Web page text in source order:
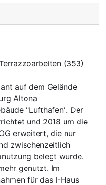
(353)
auf dem Gelände
Altona
"Lufthafen". Der
und 2018 um die
erweitert, die nur
zwischenzeitlich
belegt wurde.
genutzt. Im
für das I-Haus